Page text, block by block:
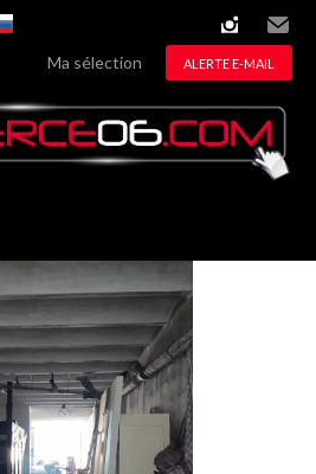
instagram
Email
Ma sélection ALERTE E-MAIL